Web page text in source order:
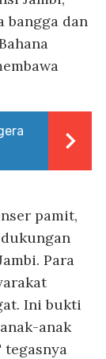
bangga dan
pamit,
Para
Ini bukti
anak
tegasnya